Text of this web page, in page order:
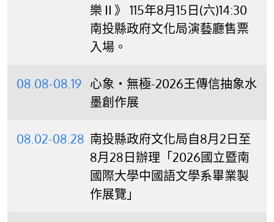
樂Ⅱ》 115年8月15日(六)14:30
南投縣政府文化局演藝廳售票
入場。
08.08-08.19 心象‧無極-2026王傳信抽象水
墨創作展
08.02-08.28 南投縣政府文化局自8月2日至
8月28日辦理「2026國立暨南
國際大學中國語文學系畢業製
作展覽」